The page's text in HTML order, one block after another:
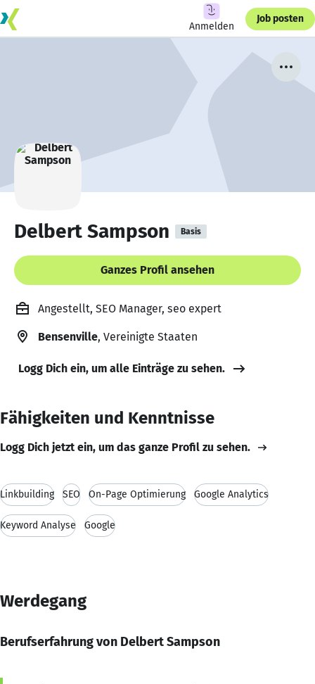
Anmelden
Job posten
Delbert Sampson Basis
Ganzes Profil ansehen
Angestellt, SEO Manager, seo expert
Bensenville, Vereinigte Staaten
Logg Dich ein, um alle Einträge zu sehen.
Fähigkeiten und Kenntnisse
Logg Dich jetzt ein, um das ganze Profil zu sehen.
Linkbuilding SEO On-Page Optimierung Google Analytics
Keyword Analyse Google
Werdegang
Berufserfahrung von Delbert Sampson